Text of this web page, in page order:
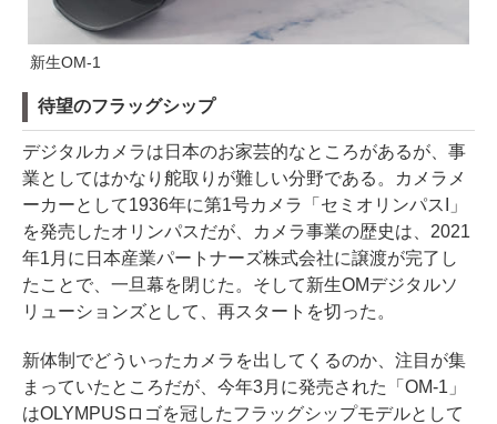
新生OM-1
待望のフラッグシップ
デジタルカメラは日本のお家芸的なところがあるが、事
業としてはかなり舵取りが難しい分野である。カメラメ
ーカーとして1936年に第1号カメラ「セミオリンパスI」
を発売したオリンパスだが、カメラ事業の歴史は、2021
年1月に日本産業パートナーズ株式会社に譲渡が完了し
たことで、一旦幕を閉じた。そして新生OMデジタルソ
リューションズとして、再スタートを切った。
新体制でどういったカメラを出してくるのか、注目が集
まっていたところだが、今年3月に発売された「OM-1」
はOLYMPUSロゴを冠したフラッグシップモデルとして